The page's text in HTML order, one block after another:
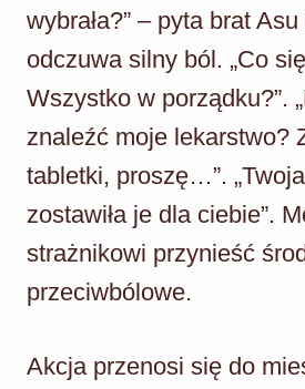
wybrała?” – pyta brat
odczuwa silny ból. „Co
Wszystko w porządku?”.
znaleźć moje lekarstwo?
tabletki, proszę…”.
zostawiła je dla ciebie”.
strażnikowi przynieść
przeciwbólowe.
Akcja przenosi się do